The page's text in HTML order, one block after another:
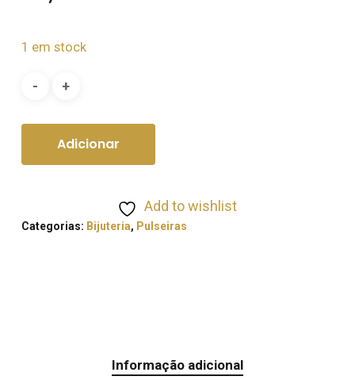
1 em stock
Adicionar
Add to wishlist
Categorias: Bijuteria, Pulseiras
Informação adicional